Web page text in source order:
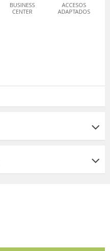
BUSINESS
CENTER
ACCESOS
ADAPTADOS